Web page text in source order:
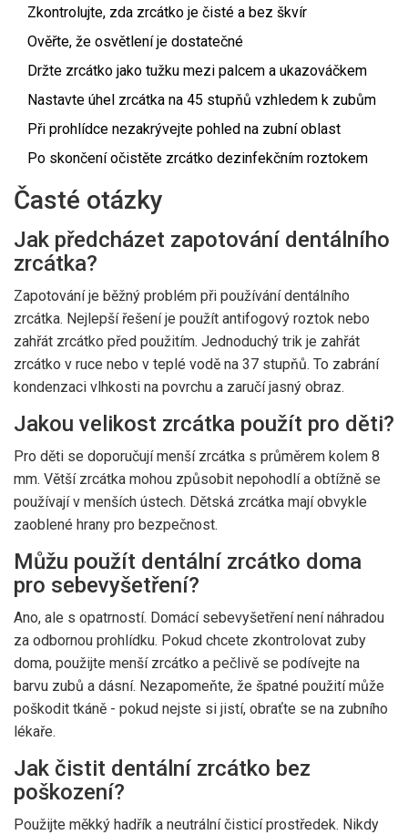
Zkontrolujte, zda zrcátko je čisté a bez škvír
Ověřte, že osvětlení je dostatečné
Držte zrcátko jako tužku mezi palcem a ukazováčkem
Nastavte úhel zrcátka na 45 stupňů vzhledem k zubům
Při prohlídce nezakrývejte pohled na zubní oblast
Po skončení očistěte zrcátko dezinfekčním roztokem
Časté otázky
Jak předcházet zapotování dentálního
zrcátka?
Zapotování je běžný problém při používání dentálního
zrcátka. Nejlepší řešení je použít antifogový roztok nebo
zahřát zrcátko před použitím. Jednoduchý trik je zahřát
zrcátko v ruce nebo v teplé vodě na 37 stupňů. To zabrání
kondenzaci vlhkosti na povrchu a zaručí jasný obraz.
Jakou velikost zrcátka použít pro děti?
Pro děti se doporučují menší zrcátka s průměrem kolem 8
mm. Větší zrcátka mohou způsobit nepohodlí a obtížně se
používají v menších ústech. Dětská zrcátka mají obvykle
zaoblené hrany pro bezpečnost.
Můžu použít dentální zrcátko doma
pro sebevyšetření?
Ano, ale s opatrností. Domácí sebevyšetření není náhradou
za odbornou prohlídku. Pokud chcete zkontrolovat zuby
doma, použijte menší zrcátko a pečlivě se podívejte na
barvu zubů a dásní. Nezapomeňte, že špatné použití může
poškodit tkáně - pokud nejste si jistí, obraťte se na zubního
lékaře.
Jak čistit dentální zrcátko bez
poškození?
Použijte měkký hadřík a neutrální čisticí prostředek. Nikdy